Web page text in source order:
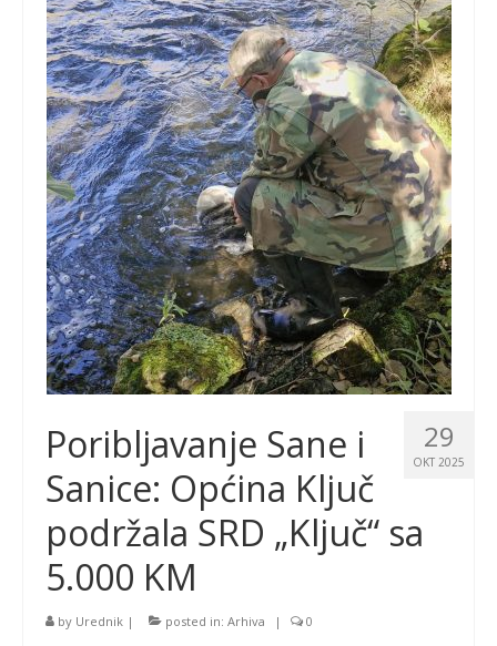
29
OKT 2025
Poribljavanje Sane i
Sanice: Općina Ključ
podržala SRD „Ključ“ sa
5.000 KM
by Urednik | posted in: Arhiva | 0